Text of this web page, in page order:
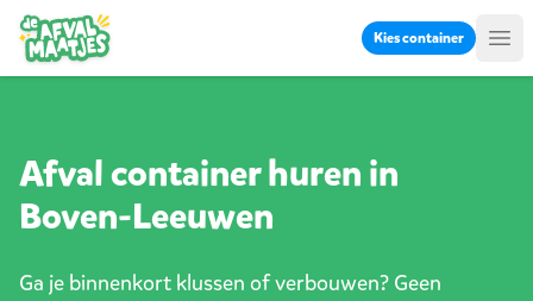
Kies container
Afval container huren in
Boven-Leeuwen
Ga je binnenkort klussen of verbouwen? Geen